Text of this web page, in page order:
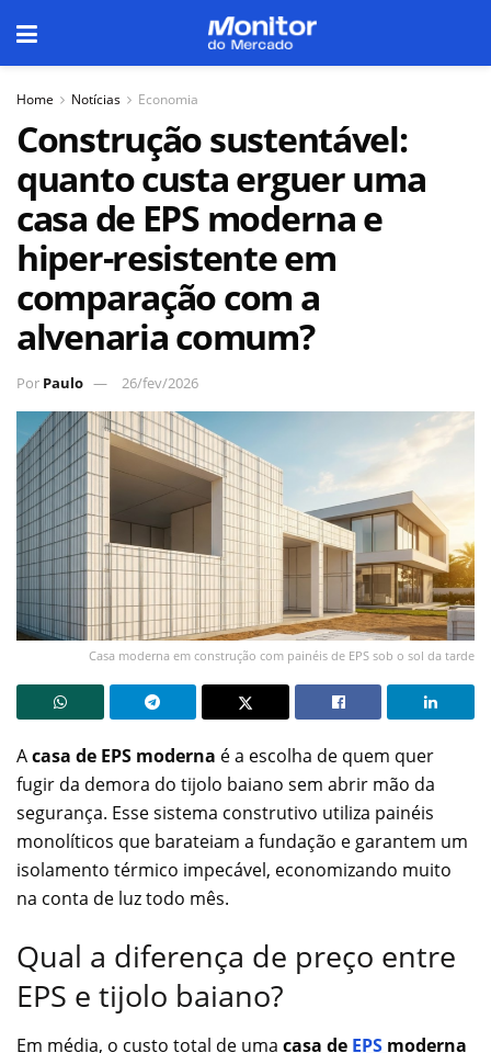
Home Notícias Economia
Construção sustentável:
quanto custa erguer uma
casa de EPS moderna e
hiper-resistente em
comparação com a
alvenaria comum?
Por Paulo 26/fev/2026
Casa moderna em construção com painéis de EPS sob o sol da tarde
Acasa de EPS moderna é a escolha de quem quer
fugir da demora do tijolo baiano sem abrir mão da
segurança. Esse sistema construtivo utiliza painéis
monolíticos que barateiam a fundação e garantem um
isolamento térmico impecável, economizando muito
na conta de luz todo mês.
Qual a diferença de preço entre
EPS e tijolo baiano?
Em média, o custo total de uma casa de EPS moderna